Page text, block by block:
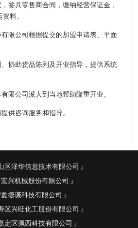
签具零售商合同，缴纳经营保证金，
料。
限公司根据提交的加盟申请表、平面
协助货品陈列及开业指导，提供系统
限公司派人到当地帮助隆重开业。
供咨询服务和指导。
区泽华信息技术有限公司
兴机械股份有限公司
捷谦科技有限公司
区兴旺化工股份有限公司
定区佩西科技有限公司